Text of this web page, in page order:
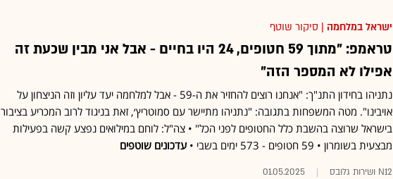
ישראל במלחמה | סיקור שוטף
טראמפ: "מתוך 59 חטופים, 24 היו בחיים - אבל אני מבין שכעת זה
אפילו לא המספר הזה"
נתניהו בחידון התנ"ך: "אנחנו רוצים להחזיר את ה-59 - אבל למלחמה יעד עליון וזה הניצחון על
אויבינו". מטה המשפחות בתגובה: "נתניהו מתיישר עם סמוטריץ׳, זאת בניגוד לרוב המכריע בציבור
בישראל שרוצה בהשבת כלל החטופים לפני הכל" • צה"ל: לוחם במילואים נפצע קשה בפעילות
מבצעית בשומרון • 59 חטופים - 573 ימים בשבי •
עדכונים שוטפים
N12 ושירות גלובס 01.05.2025